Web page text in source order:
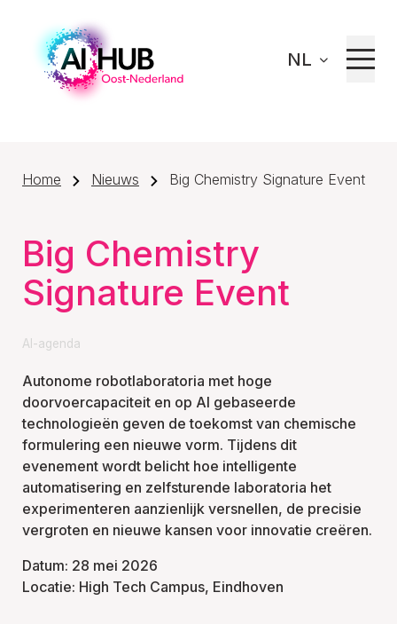
NL
Home Nieuws Big Chemistry Signature Event
Big Chemistry
Signature Event
AI-agenda
Autonome robotlaboratoria met hoge
doorvoercapaciteit en op AI gebaseerde
technologieën geven de toekomst van chemische
formulering een nieuwe vorm. Tijdens dit
evenement wordt belicht hoe intelligente
automatisering en zelfsturende laboratoria het
experimenteren aanzienlijk versnellen, de precisie
vergroten en nieuwe kansen voor innovatie creëren.
Datum: 28 mei 2026
Locatie: High Tech Campus, Eindhoven